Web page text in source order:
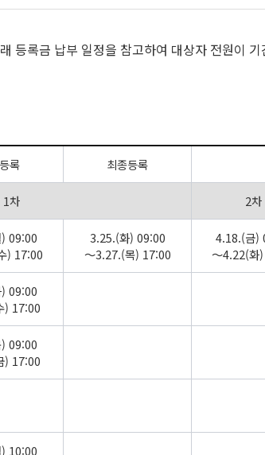
등록금 납부 일정을 참고하여 대상자 전원이
록 최종등록
1차 2차
09:00
) 17:00
3.25.(화) 09:00
～3.27.(목) 17:00
4.18.(금)
～4.22(화
09:00
) 17:00
09:00
) 17:00
10:00